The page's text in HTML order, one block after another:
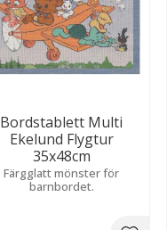
Bordstablett Multi
Ekelund Flygtur
35x48cm
Färgglatt mönster för
barnbordet.